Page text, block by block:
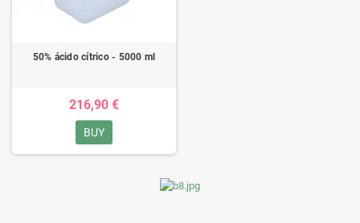
50% ácido cítrico - 5000 ml
216,90 €
BUY